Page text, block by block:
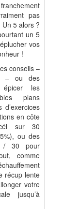
pas
5 alors ?
un 5
vos
!
conseils –
– ou des
épicer les
plans
d’exercices
en côte
sur 30
ou des
/ 30 pour
comme
récup lente
votre
jusqu’à